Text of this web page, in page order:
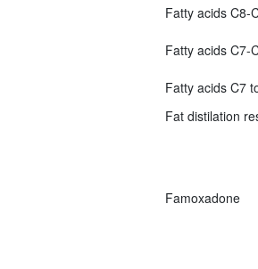
Fatty acids C8-
Fatty acids C7-
Fatty acids C7
Fat distilation
Famoxadone